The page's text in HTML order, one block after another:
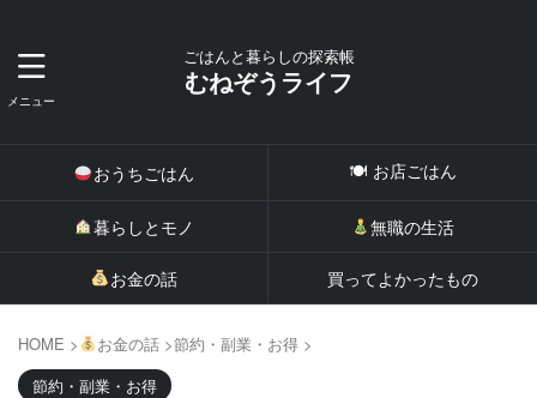
ごはんと暮らしの探索帳
むねぞうライフ
おうちごはん 🍽 お店ごはん
暮らしとモノ 無職の生活
お金の話 買ってよかったもの
HOME > お金の話 >節約・副業・お得 >
節約・副業・お得